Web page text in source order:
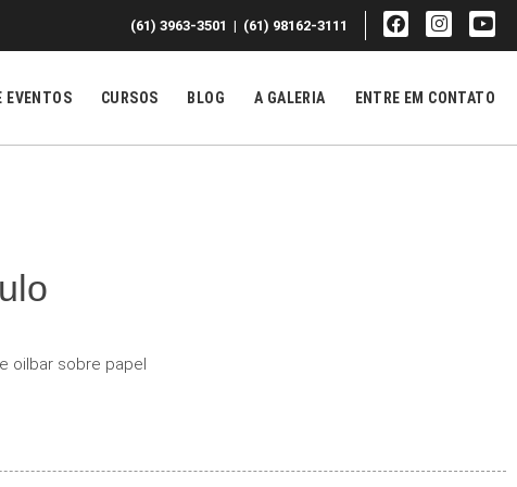
(61) 3963-3501 | (61) 98162-3111
F
a
c
b
k
I
n
s
a
a
Y
o
u
u
EVENTOS CURSOS BLOG A GALERIA ENTRE EM CONTATO
oilbar sobre papel